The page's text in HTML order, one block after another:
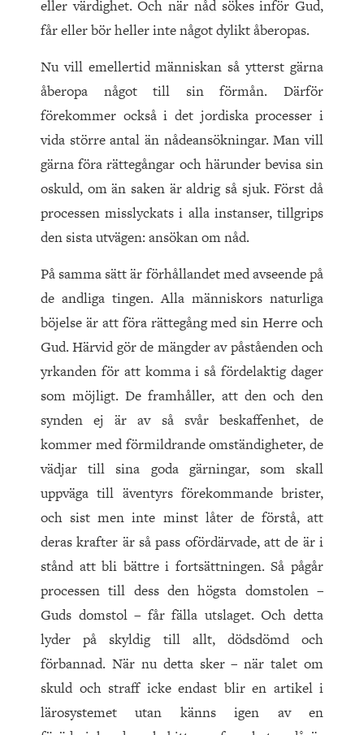
eller värdighet. Och när nåd sökes inför Gud,
får eller bör heller inte något dylikt åberopas.
Nu vill emellertid människan så ytterst gärna
åberopa något till sin förmån. Därför
förekommer också i det jordiska processer i
vida större antal än nådeansökningar. Man vill
gärna föra rättegångar och härunder bevisa sin
oskuld, om än saken är aldrig så sjuk. Först då
processen misslyckats i alla instanser, tillgrips
den sista utvägen: ansökan om nåd.
På samma sätt är förhållandet med avseende på
de andliga tingen. Alla människors naturliga
böjelse är att föra rättegång med sin Herre och
Gud. Härvid gör de mängder av påståenden och
yrkanden för att komma i så fördelaktig dager
som möjligt. De framhåller, att den och den
synden ej är av så svår beskaffenhet, de
kommer med förmildrande omständigheter, de
vädjar till sina goda gärningar, som skall
uppväga till äventyrs förekommande brister,
och sist men inte minst låter de förstå, att
deras krafter är så pass ofördärvade, att de är i
stånd att bli bättre i fortsättningen. Så pågår
processen till dess den högsta domstolen –
Guds domstol – får fälla utslaget. Och detta
lyder på skyldig till allt, dödsdömd och
förbannad. När nu detta sker – när talet om
skuld och straff icke endast blir en artikel i
lärosystemet utan känns igen av en